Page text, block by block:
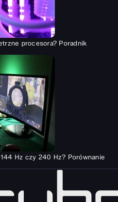
procesora? Poradnik
Hz czy 240 Hz? Porównanie